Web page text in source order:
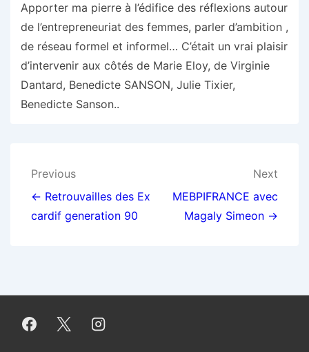
Apporter ma pierre à l’édifice des réflexions autour
de l’entrepreneuriat des femmes, parler d’ambition ,
de réseau formel et informel… C’était un vrai plaisir
d’intervenir aux côtés de Marie Eloy, de Virginie
Dantard, Benedicte SANSON, Julie Tixier,
Benedicte Sanson..
Navigation
de
l’article
Previous
← Retrouvailles des Ex
cardif generation 90
Next
MEBPIFRANCE avec
Magaly Simeon →